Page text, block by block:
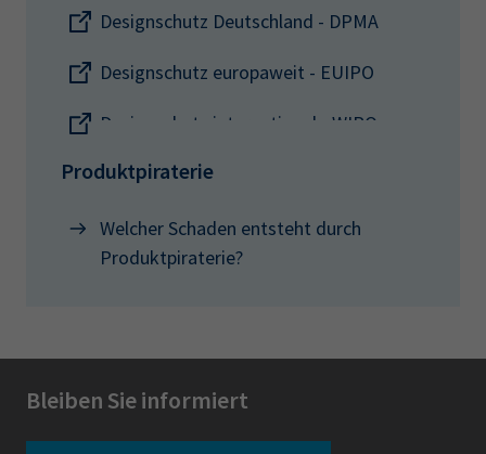
zahlen. Für die Zukunft einkalkulieren sollte
man außerdem die Kosten für eine eventuelle
gerichtliche Verteidigung oder Durchsetzung
Designschutz Deutschland - DPMA
Designschutz europaweit - EUIPO
Designschutz international - WIPO
Produktpiraterie
Welcher Schaden entsteht durch
Produktpiraterie?
Bleiben Sie informiert